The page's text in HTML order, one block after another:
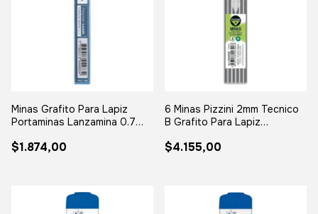
Minas Grafito Para Lapiz
Portaminas Lanzamina 0.7
$1.874,00
6 Minas Pizzini 2mm Tecnico
B Grafito Para Lapiz
$4.155,00